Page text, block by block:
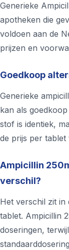
Generieke
apotheken die
voldoen aan de
prijzen en
Goedkoop
Generieke
kan als
stof is identiek,
de prijs per tablet
Ampicillin
verschil?
Het verschil zit in
tablet. Ampicillin
doseringen,